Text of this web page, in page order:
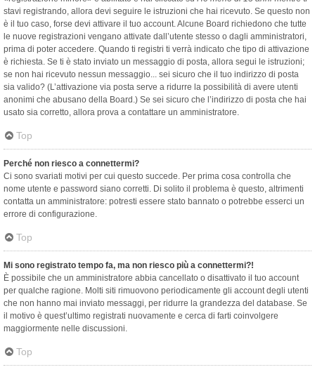
stavi registrando, allora devi seguire le istruzioni che hai ricevuto. Se questo non
è il tuo caso, forse devi attivare il tuo account. Alcune Board richiedono che tutte
le nuove registrazioni vengano attivate dall’utente stesso o dagli amministratori,
prima di poter accedere. Quando ti registri ti verrà indicato che tipo di attivazione
è richiesta. Se ti è stato inviato un messaggio di posta, allora segui le istruzioni;
se non hai ricevuto nessun messaggio... sei sicuro che il tuo indirizzo di posta
sia valido? (L’attivazione via posta serve a ridurre la possibilità di avere utenti
anonimi che abusano della Board.) Se sei sicuro che l’indirizzo di posta che hai
usato sia corretto, allora prova a contattare un amministratore.
Top
Perché non riesco a connettermi?
Ci sono svariati motivi per cui questo succede. Per prima cosa controlla che
nome utente e password siano corretti. Di solito il problema è questo, altrimenti
contatta un amministratore: potresti essere stato bannato o potrebbe esserci un
errore di configurazione.
Top
Mi sono registrato tempo fa, ma non riesco più a connettermi?!
È possibile che un amministratore abbia cancellato o disattivato il tuo account
per qualche ragione. Molti siti rimuovono periodicamente gli account degli utenti
che non hanno mai inviato messaggi, per ridurre la grandezza del database. Se
il motivo è quest’ultimo registrati nuovamente e cerca di farti coinvolgere
maggiormente nelle discussioni.
Top